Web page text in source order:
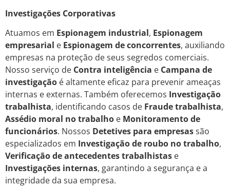
Investigações Corporativas
Atuamos em Espionagem industrial, Espionagem
empresarial e Espionagem de concorrentes, auxiliando
empresas na proteção de seus segredos comerciais.
Nosso serviço de Contra inteligência e Campana de
investigação é altamente eficaz para prevenir ameaças
internas e externas. Também oferecemos Investigação
trabalhista, identificando casos de Fraude trabalhista,
Assédio moral no trabalho e Monitoramento de
funcionários. Nossos Detetives para empresassão
especializados em Investigação de roubo no trabalho,
Verificação de antecedentes trabalhistas e
Investigações internas, garantindo a segurança e a
integridade da sua empresa.